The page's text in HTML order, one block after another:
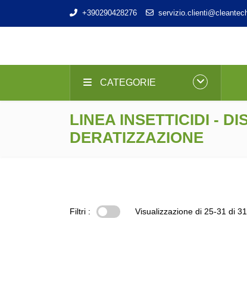
+390290428276
CATEGORIE
LINEA INSETTICIDI -
DERATIZZAZIONE
Filtri : Visualizzazione di 25-31 di